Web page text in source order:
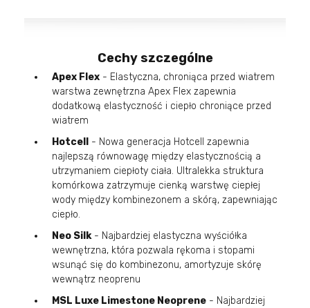
Cechy szczególne
Apex Flex - Elastyczna, chroniąca przed wiatrem
warstwa zewnętrzna Apex Flex zapewnia
dodatkową elastyczność i ciepło chroniące przed
wiatrem
Hotcell
- Nowa generacja Hotcell zapewnia
najlepszą równowagę między elastycznością a
utrzymaniem ciepłoty ciała. Ultralekka struktura
komórkowa zatrzymuje cienką warstwę ciepłej
wody między kombinezonem a skórą, zapewniając
ciepło.
Neo Silk- Najbardziej elastyczna wyściółka
wewnętrzna, która pozwala rękoma i stopami
wsunąć się do kombinezonu, amortyzuje skórę
wewnątrz neoprenu
MSL Luxe Limestone Neoprene - Najbardziej